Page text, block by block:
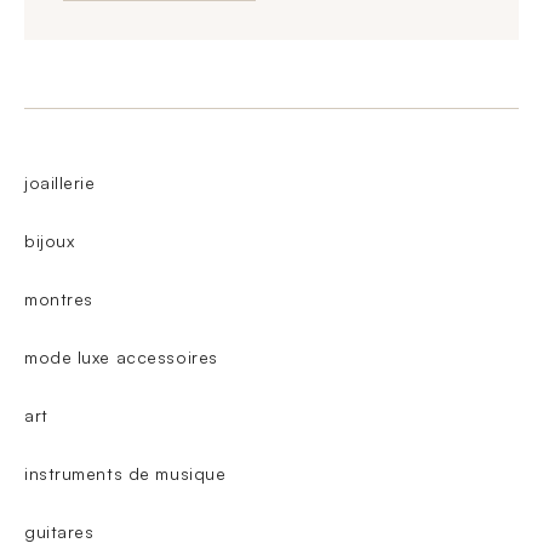
joaillerie
bijoux
montres
mode luxe accessoires
art
instruments de musique
guitares